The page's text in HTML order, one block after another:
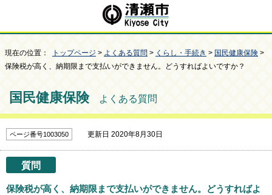
現在の位置： トップページ > よくある質問 > くらし・手続き > 国民健康保険 >
保険税が高く、納期限まで支払いができません。どうすればよいですか？
国民健康保険よくある質問
ページ番号1003050 更新日 2020年8月30日
質問
保険税が高く、納期限まで支払いができません。どうすればよ